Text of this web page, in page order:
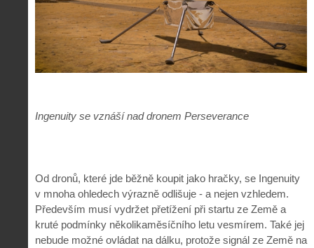
Ingenuity se vznáší nad dronem Perseverance
Od dronů, které jde běžně koupit jako hračky, se Ingenuity
v mnoha ohledech výrazně odlišuje - a nejen vzhledem.
Především musí vydržet přetížení při startu ze Země a
kruté podmínky několikaměsíčního letu vesmírem. Také jej
nebude možné ovládat na dálku, protože signál ze Země na